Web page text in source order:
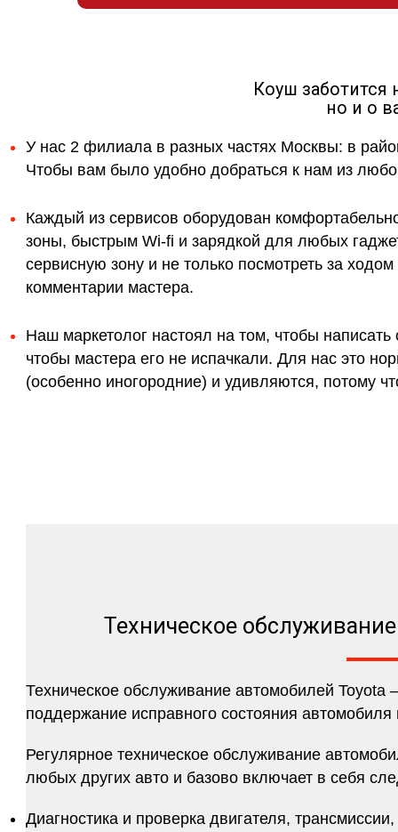
Коуш заботится
но и о
У нас 2 филиала в разных частях Москвы: в
Чтобы вам было удобно добраться к нам из
Каждый из сервисов оборудован
зоны, быстрым Wi-fi и зарядкой для любых
сервисную зону и не только посмотреть за
комментарии мастера.
Наш маркетолог настоял на том, чтобы
чтобы мастера его не испачкали. Для нас это
(особенно иногородние) и удивляются, потому
Техническое
Техническое обслуживание автомобилей
поддержание исправного состояния
Регулярное техническое обслуживание
любых других авто и базово включает в себя
Диагностика и проверка двигателя,